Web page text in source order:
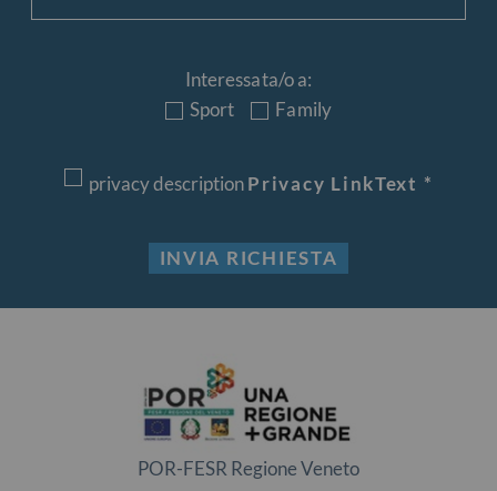
Interessata/o a:
Sport
Family
privacy descriptionPrivacy LinkText *
INVIA RICHIESTA
POR-FESR Regione Veneto